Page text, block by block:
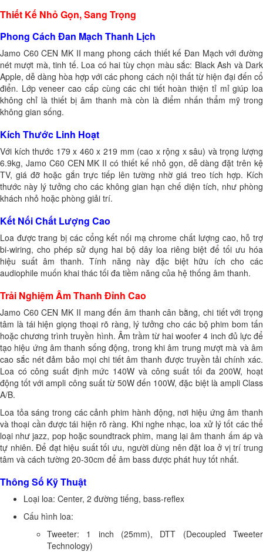
Thiết Kế Nhỏ Gọn, Sang Trọng
Phong Cách Đan Mạch Thanh Lịch
Jamo C60 CEN MK II mang phong cách thiết kế Đan Mạch với đường
nét mượt mà, tinh tế. Loa có hai tùy chọn màu sắc: Black Ash và Dark
Apple, dễ dàng hòa hợp với các phong cách nội thất từ hiện đại đến cổ
điển. Lớp veneer cao cấp cùng các chi tiết hoàn thiện tỉ mỉ giúp loa
không chỉ là thiết bị âm thanh mà còn là điểm nhấn thẩm mỹ trong
không gian sống.
Kích Thước Linh Hoạt
Với kích thước 179 x 460 x 219 mm (cao x rộng x sâu) và trọng lượng
6.9kg, Jamo C60 CEN MK II có thiết kế nhỏ gọn, dễ dàng đặt trên kệ
TV, giá đỡ hoặc gắn trực tiếp lên tường nhờ giá treo tích hợp. Kích
thước này lý tưởng cho các không gian hạn chế diện tích, như phòng
khách nhỏ hoặc phòng giải trí.
Kết Nối Chất Lượng Cao
Loa được trang bị các cổng kết nối mạ chrome chất lượng cao, hỗ trợ
bi-wiring, cho phép sử dụng hai bộ dây loa riêng biệt để tối ưu hóa
hiệu suất âm thanh. Tính năng này đặc biệt hữu ích cho các
audiophile muốn khai thác tối đa tiềm năng của hệ thống âm thanh.
Trải Nghiệm Âm Thanh Đỉnh Cao
Jamo C60 CEN MK II mang đến âm thanh cân bằng, chi tiết với trọng
tâm là tái hiện giọng thoại rõ ràng, lý tưởng cho các bộ phim bom tấn
hoặc chương trình truyền hình. Âm trầm từ hai woofer 4 inch đủ lực để
tạo hiệu ứng âm thanh sống động, trong khi âm trung mượt mà và âm
cao sắc nét đảm bảo mọi chi tiết âm thanh được truyền tải chính xác.
Loa có công suất định mức 140W và công suất tối đa 200W, hoạt
động tốt với ampli công suất từ 50W đến 100W, đặc biệt là ampli Class
A/B.
Loa tỏa sáng trong các cảnh phim hành động, nơi hiệu ứng âm thanh
và thoại cần được tái hiện rõ ràng. Khi nghe nhạc, loa xử lý tốt các thể
loại như jazz, pop hoặc soundtrack phim, mang lại âm thanh ấm áp và
tự nhiên. Để đạt hiệu suất tối ưu, người dùng nên đặt loa ở vị trí trung
tâm và cách tường 20-30cm để âm bass được phát huy tốt nhất.
Thông Số Kỹ Thuật
Loại loa: Center, 2 đường tiếng, bass-reflex
Cấu hình loa:
Tweeter: 1 inch (25mm), DTT (Decoupled Tweeter
Technology)